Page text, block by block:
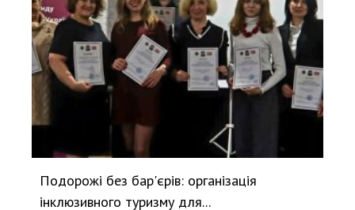
Подорожі без бар'єрів: організація
інклюзивного туризму для...